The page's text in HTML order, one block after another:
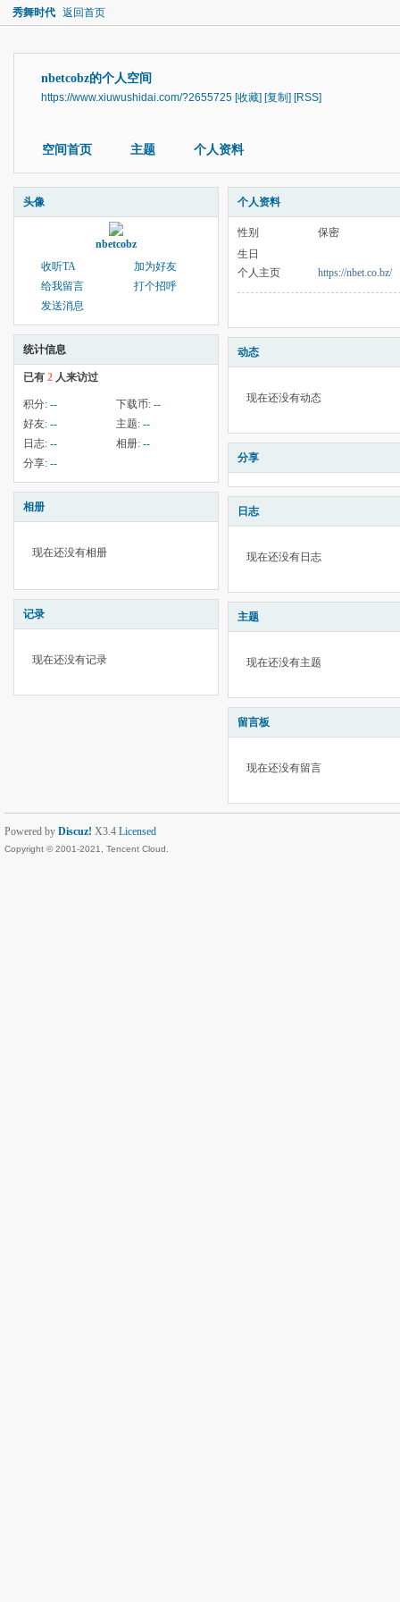
秀舞时代 返回首页
nbetcobz的个人空间
https://www.xiuwushidai.com/?2655725 [收藏] [复制] [RSS]
空间首页 主题 个人资料
头像
nbetcobz
收听TA
加为好友
给我留言
打个招呼
发送消息
统计信息
已有 2 人来访过
积分: -- 下载币: --
好友: -- 主题: --
日志: -- 相册: --
分享: --
相册
现在还没有相册
记录
现在还没有记录
个人资料
性别
保密
生日
个人主页
https://nbet.co.bz/
动态
现在还没有动态
分享
日志
现在还没有日志
主题
现在还没有主题
留言板
现在还没有留言
Powered by Discuz! X3.4 Licensed
Copyright © 2001-2021, Tencent Cloud.